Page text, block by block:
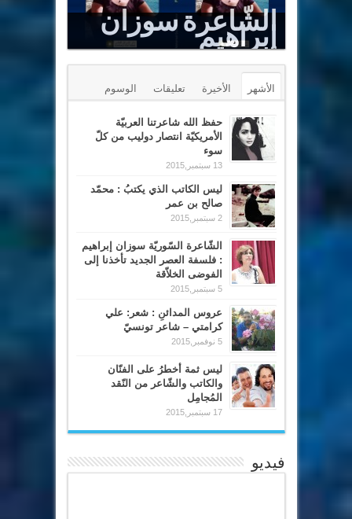
الشّاعرة سوزان
إبراهيم
Le Sommet est un puits renversé
الأشهر الأخيرة تعليقات الوسوم
حفظ الله شاعرتنا العربيّة
الأمريكيّة انتصار دوليب من كلّ
سوء
13 سبتمبر,2015
ليس الكاتب الذي يكتبُ : محمّد
صالح بن عمر
2 سبتمبر,2015
الشّاعرة السّوريّة سوزان إبراهيم
: فلسفة العصر الجديد تأخذنا إلى
الفوضى الخلاّقة
5 سبتمبر,2015
عروس المدائنِ : شعر: علي
كرامتي – شاعر تونسيّ
5 نوفمبر,2015
ليس ثمة أخطرُ على الفنّان
والكاتب والشّاعر من النّقد
المُجامِل
17 سبتمبر,2015
فيديو